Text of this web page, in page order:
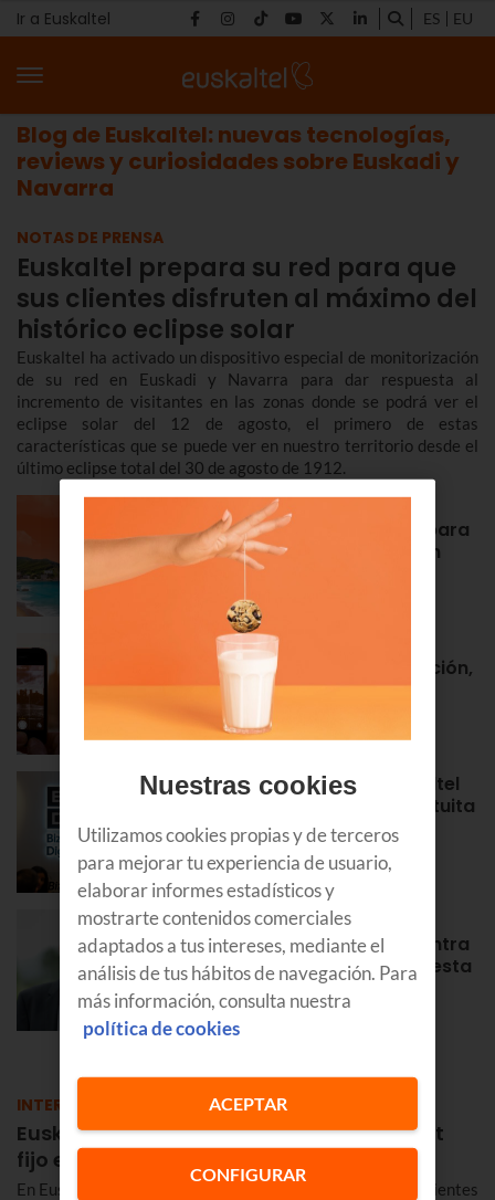
Ir a Euskaltel ES EU
Blog de Euskaltel: nuevas tecnologías,
reviews y curiosidades sobre Euskadi y
Navarra
NOTAS DE PRENSA
Euskaltel prepara su red para que
sus clientes disfruten al máximo del
histórico eclipse solar
Euskaltel ha activado un dispositivo especial de monitorización
de su red en Euskadi y Navarra para dar respuesta al
incremento de visitantes en las zonas donde se podrá ver el
eclipse solar del 12 de agosto, el primero de estas
características que se puede ver en nuestro territorio desde el
último eclipse total del 30 de agosto de 1912.
Euskaltel realiza cerca de un
centenar de intervenciones para
garantizar la conectividad en
verano
NOTAS DE PRENSA
Roaming en Euskaltel: activación,
tarifas, países por zonas…
APRENDE
¡Bienvenidos al Bizkaia Euskaltel
Digital Center! Tu puerta gratuita
para aprender y formarte en
Bilbao
APRENDE
Álex Rayón, experto en
innovación: “La tecnología entra
antes donde equivocarse cuesta
poco”
EMPRESAS
INTERNET
Euskaltel, la mejor experiencia de internet
fijo en Euskadi y Navarra en 2026
En Euskaltel tenemos una prioridad clara: que nuestros clientes
Nuestras cookies
Utilizamos cookies propias y de terceros
para mejorar tu experiencia de usuario,
elaborar informes estadísticos y
mostrarte contenidos comerciales
adaptados a tus intereses, mediante el
análisis de tus hábitos de navegación. Para
más información, consulta nuestra
política de cookies
CONFIGURAR
ACEPTAR